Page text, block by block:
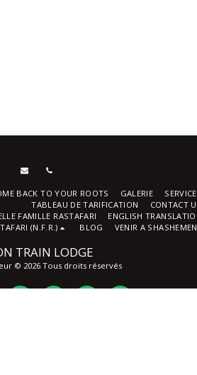
TRAIN LODGE
© 2026 Tous droits réservés
BACK TO YOUR ROOTS GALERIE
TABLEAU DE TARIFICATION
CONTACT
FAMILLE RASTAFARI
ENGLISH
(N.F.R.)
BLOG VENIR A